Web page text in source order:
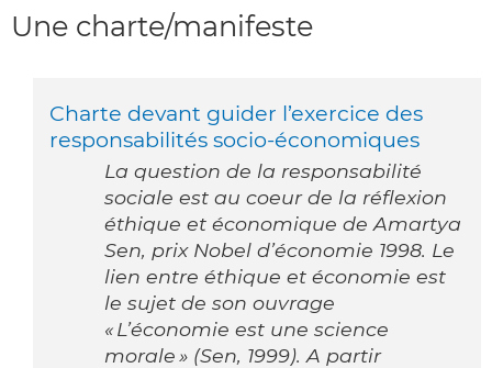
Une charte/manifeste
Charte devant guider l’exercice des
responsabilités socio-économiques
La question de la responsabilité
sociale est au coeur de la réflexion
éthique et économique de Amartya
Sen, prix Nobel d’économie 1998. Le
lien entre éthique et économie est
le sujet de son ouvrage
« L’économie est une science
morale » (Sen, 1999). A partir